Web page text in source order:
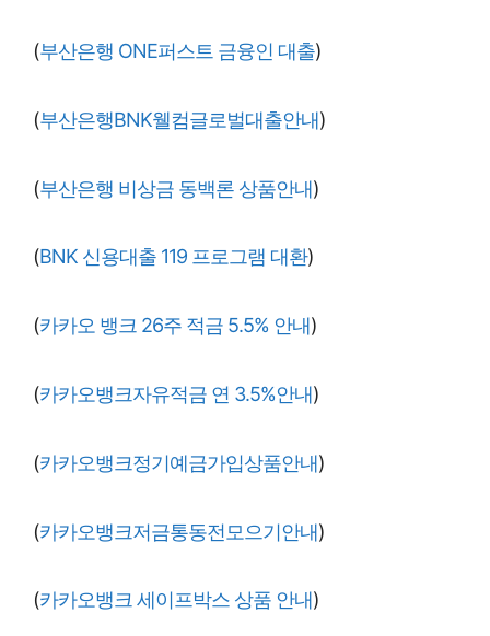
(부산은행 ONE퍼스트 금융인 대출)
(부산은행BNK웰컴글로벌대출안내)
(부산은행 비상금 동백론 상품안내)
(BNK 신용대출 119 프로그램 대환)
(카카오 뱅크 26주 적금 5.5% 안내)
(카카오뱅크자유적금 연 3.5%안내)
(카카오뱅크정기예금가입상품안내)
(카카오뱅크저금통동전모으기안내)
(카카오뱅크 세이프박스 상품 안내)